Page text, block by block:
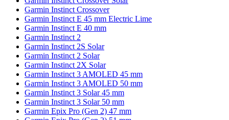
Garmin Instinct Crossover
Garmin Instinct E 45 mm Electric Lime
Garmin Instinct E 40 mm
Garmin Instinct 2
Garmin Instinct 2S Solar
Garmin Instinct 2 Solar
Garmin Instinct 2X Solar
Garmin Instinct 3 AMOLED 45 mm
Garmin Instinct 3 AMOLED 50 mm
Garmin Instinct 3 Solar 45 mm
Garmin Instinct 3 Solar 50 mm
Garmin Epix Pro (Gen 2) 47 mm